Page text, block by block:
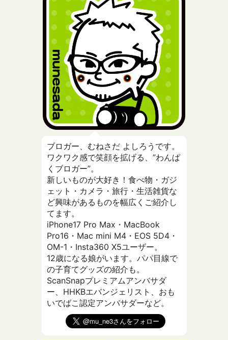
ブロガー、むねさだ よしろうです。
ワクワク感で笑顔を拡げる、”わんぱ
くブロガー”。
新しいものが大好き！食べ物・ガジ
ェット・カメラ・旅行・生活雑貨な
ど興味があるものを幅広くご紹介し
てます。
iPhone17 Pro Max・MacBook
Pro16・Mac mini M4・EOS 5D4・
OM-1・Insta360 X5ユーザー。
12歳になる娘がいます。パパ目線で
の子育てグッズの紹介も。
ScanSnapプレミアムアンバサダ
ー、HHKBエバンジェリスト、おも
いでばこ認定アンバサダーなど。